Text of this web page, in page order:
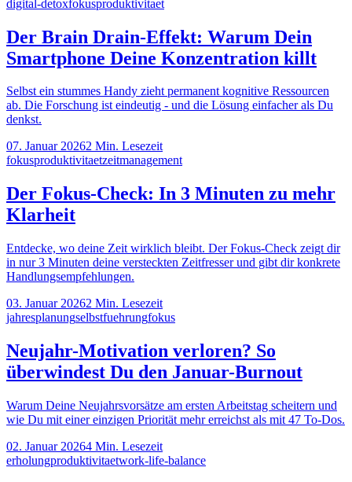
digital-detoxfokusproduktivitaet
Der Brain Drain-Effekt: Warum Dein
Smartphone Deine Konzentration killt
Selbst ein stummes Handy zieht permanent kognitive Ressourcen
ab. Die Forschung ist eindeutig - und die Lösung einfacher als Du
denkst.
07. Januar 20262 Min. Lesezeit
fokusproduktivitaetzeitmanagement
Der Fokus-Check: In 3 Minuten zu mehr
Klarheit
Entdecke, wo deine Zeit wirklich bleibt. Der Fokus-Check zeigt dir
in nur 3 Minuten deine versteckten Zeitfresser und gibt dir konkrete
Handlungsempfehlungen.
03. Januar 20262 Min. Lesezeit
jahresplanungselbstfuehrungfokus
Neujahr-Motivation verloren? So
überwindest Du den Januar-Burnout
Warum Deine Neujahrsvorsätze am ersten Arbeitstag scheitern und
wie Du mit einer einzigen Priorität mehr erreichst als mit 47 To-Dos.
02. Januar 20264 Min. Lesezeit
erholungproduktivitaetwork-life-balance